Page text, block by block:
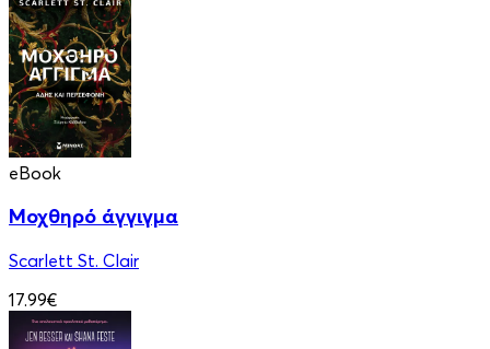
eBook
Μοχθηρό άγγιγμα
Scarlett St. Clair
17.99€